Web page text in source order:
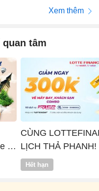
Xem thêm
tâm
x
CÙNG
LỊCH THẢ PHANH!
Hết hạn